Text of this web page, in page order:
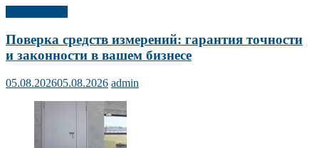
Поверка средств измерений: гарантия точности
и законности в вашем бизнесе
05.08.202605.08.2026 admin